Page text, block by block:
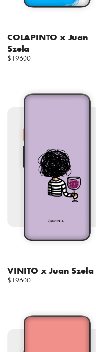
COLAPINTO x Juan
Szela
$19600
VINITO x Juan Szela
$19600